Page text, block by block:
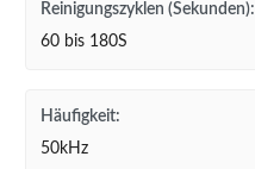
Reinigungszyklen (Sekunden):
60 bis 180S
Häufigkeit:
50kHz